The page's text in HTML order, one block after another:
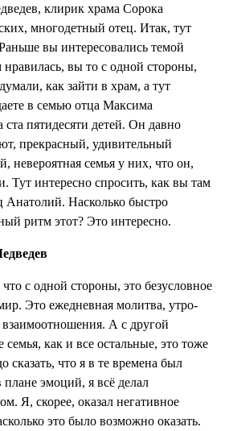
клирик храма Сорока
многодетный отец. Итак, тут
вы интересовались темой
нравилась, вы то с одной стороны,
как зайти в храм, а тут
в семью отца Максима
ста пятидесяти детей. Он давно
прекрасный, удивительный
невероятная семья у них, что он,
Тут интересно спросить, как вы там
Анатолий. Насколько быстро
ритм этот? Это интересно.
с одной стороны, это безусловное
Это ежедневная молитва, утро-
А с другой
семья, как и все остальные, это тоже
сказать, что я в те времена был
эмоций, я всё делал
Я, скорее, оказал негативное
это было возможно оказать.